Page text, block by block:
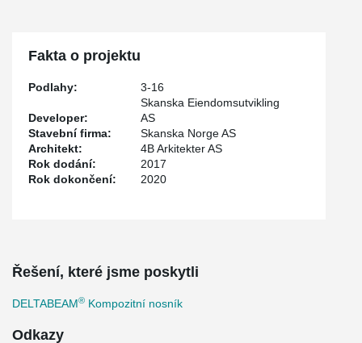
Fakta o projektu
Podlahy: 3-16
Developer:
Skanska Eiendomsutvikling
AS
Stavební firma:
Skanska Norge AS
Architekt:
4B Arkitekter AS
Rok dodání:
2017
Rok dokončení:
2020
Řešení, které jsme poskytli
DELTABEAM® Kompozitní nosník
Odkazy